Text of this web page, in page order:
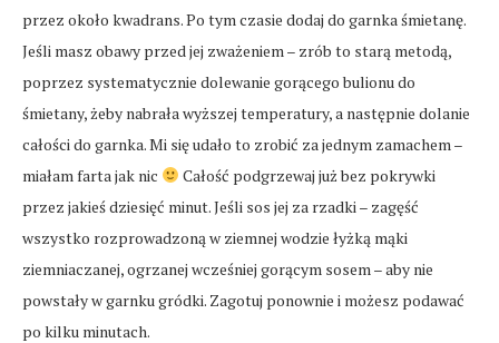
przez około kwadrans. Po tym czasie dodaj do garnka śmietanę.
Jeśli masz obawy przed jej zważeniem – zrób to starą metodą,
poprzez systematycznie dolewanie gorącego bulionu do
śmietany, żeby nabrała wyższej temperatury, a następnie dolanie
całości do garnka. Mi się udało to zrobić za jednym zamachem –
miałam farta jak nic
Całość podgrzewaj już bez pokrywki
przez jakieś dziesięć minut. Jeśli sos jej za rzadki – zagęść
wszystko rozprowadzoną w ziemnej wodzie łyżką mąki
ziemniaczanej, ogrzanej wcześniej gorącym sosem – aby nie
powstały w garnku gródki. Zagotuj ponownie i możesz podawać
po kilku minutach.